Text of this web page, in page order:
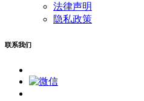
法律声明
隐私政策
联系我们